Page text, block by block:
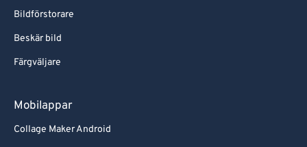
Bildförstorare
Beskär bild
Färgväljare
Mobilappar
Collage Maker Android